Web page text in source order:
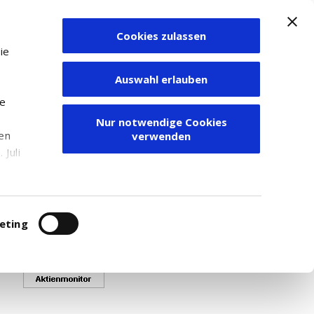
Juli
Cookies zulassen
Auswahl erlauben
Nur notwendige Cookies
verwenden
Zum Depot
Kurse angezeigt werden.
80 999.